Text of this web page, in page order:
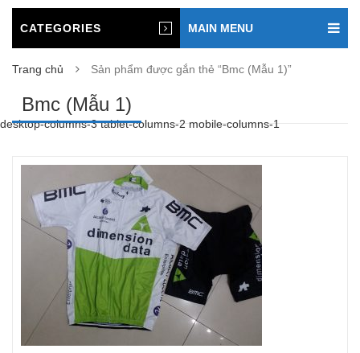
CATEGORIES MAIN MENU
Trang chủ Sản phẩm được gắn thẻ “Bmc (Mẫu 1)”
Bmc (Mẫu 1)
desktop-columns-3 tablet-columns-2 mobile-columns-1